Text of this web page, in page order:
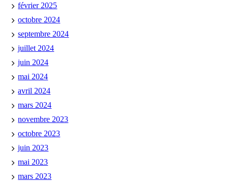
février 2025
octobre 2024
septembre 2024
juillet 2024
juin 2024
mai 2024
avril 2024
mars 2024
novembre 2023
octobre 2023
juin 2023
mai 2023
mars 2023